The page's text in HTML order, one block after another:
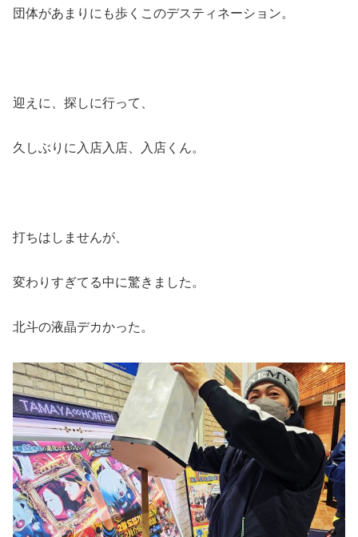
団体があまりにも歩くこのデスティネーション。
迎えに、探しに行って、
久しぶりに入店入店、入店くん。
打ちはしませんが、
変わりすぎてる中に驚きました。
北斗の液晶デカかった。